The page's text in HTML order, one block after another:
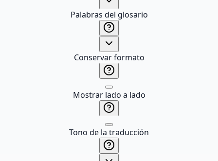
Palabras del glosario
Conservar formato
Mostrar lado a lado
Tono de la traducción